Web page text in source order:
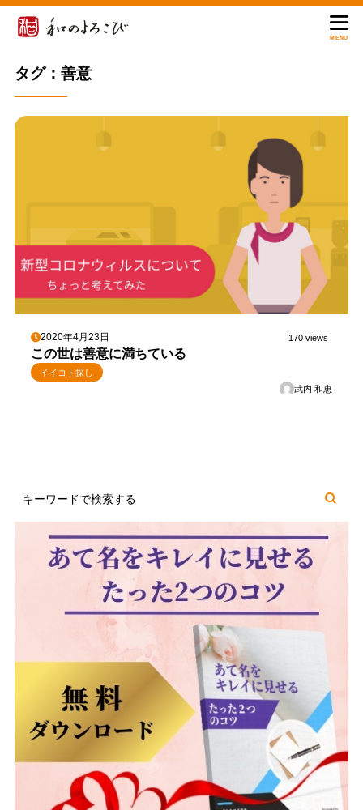
MENU
タグ：善意
2020年4月23日 170 views
この世は善意に満ちている
イイコト探し
武内 和恵